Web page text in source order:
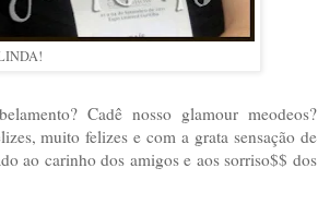
Cadê nosso glamour meodeos?
muito felizes e com a grata sensação de
ao carinho dos amigos e aos sorriso$$ dos